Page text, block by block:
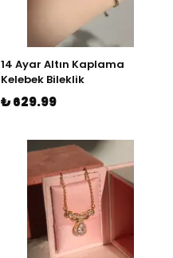
14 Ayar Altın Kaplama
Kelebek Bileklik
₺ 629.99